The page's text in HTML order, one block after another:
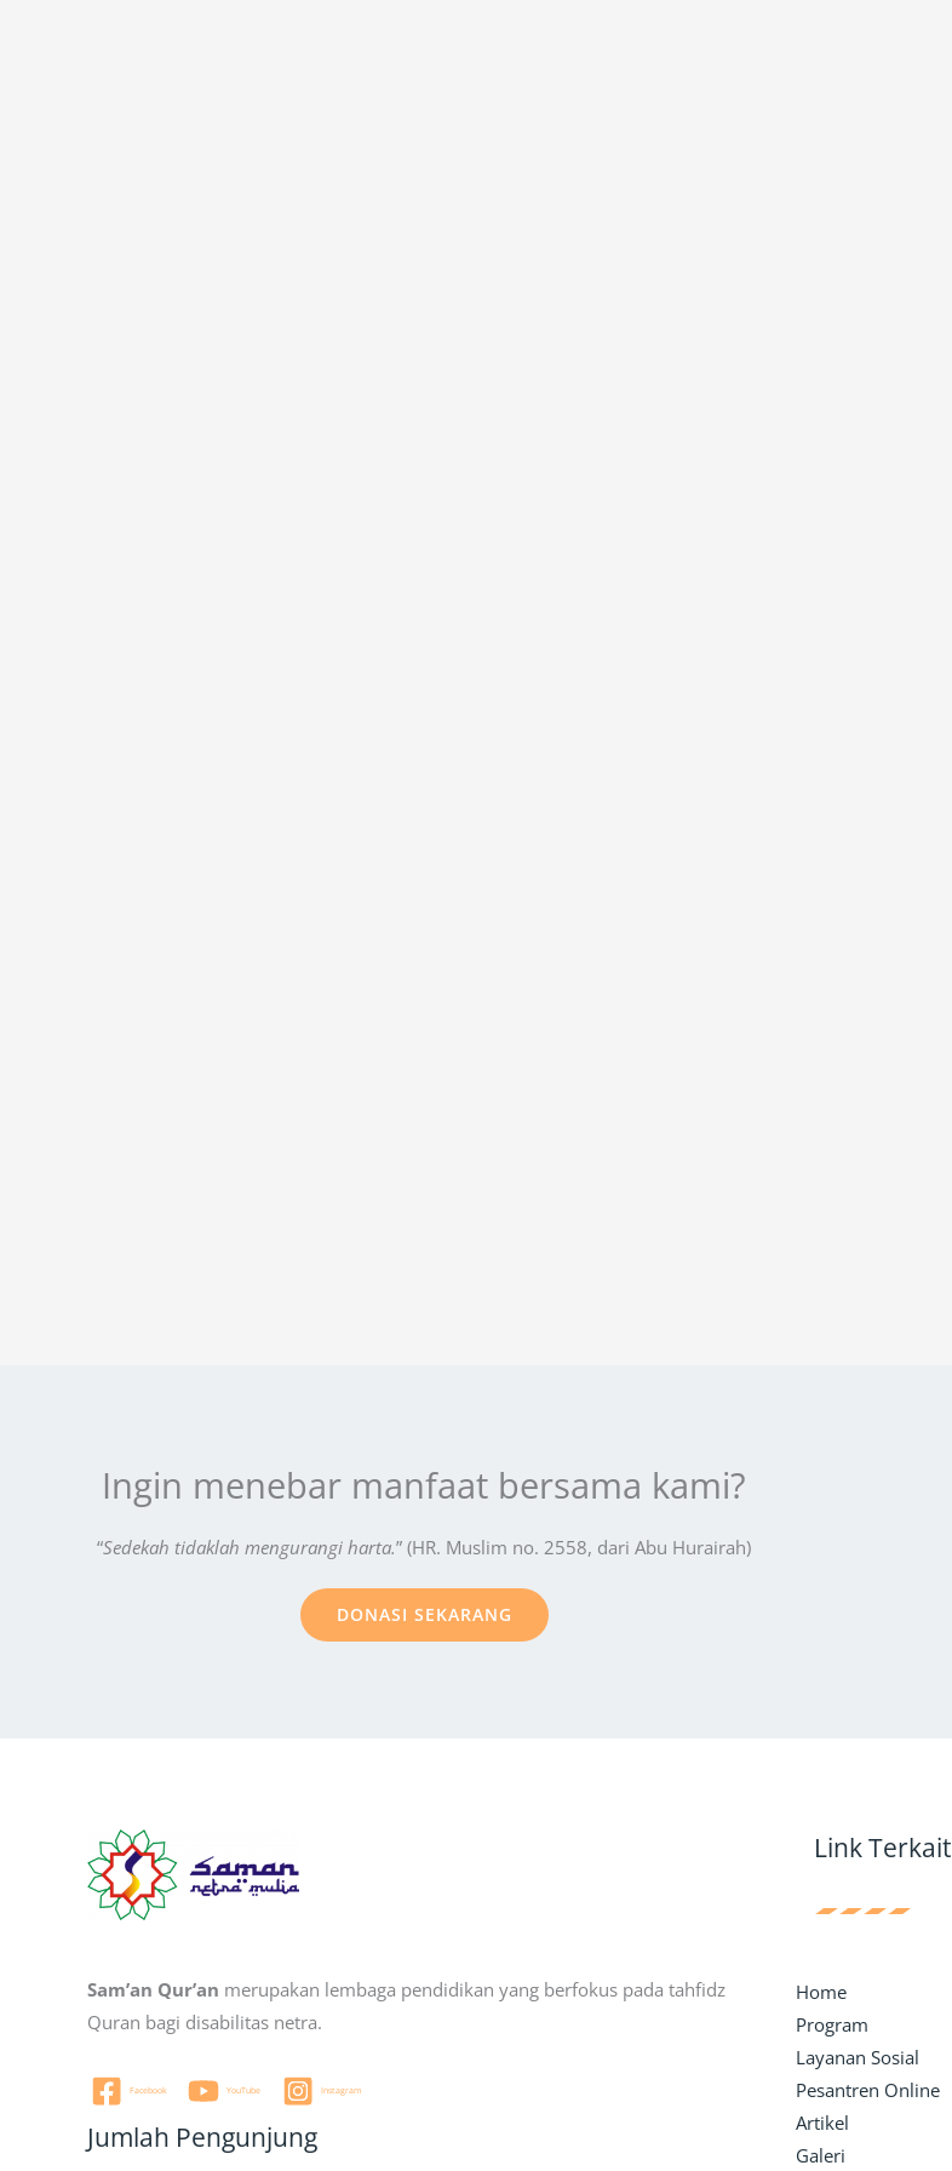
Ingin menebar manfaat bersama kami?
“Sedekah tidaklah mengurangi harta.” (HR. Muslim no. 2558, dari Abu Hurairah)
DONASI SEKARANG
Sam’an Qur’an merupakan lembaga pendidikan yang berfokus pada tahfidz
Quran bagi disabilitas netra.
Facebook YouTube Instagram
Jumlah Pengunjung
Link Terkait
Home
Program
Layanan Sosial
Pesantren Online
Artikel
Galeri